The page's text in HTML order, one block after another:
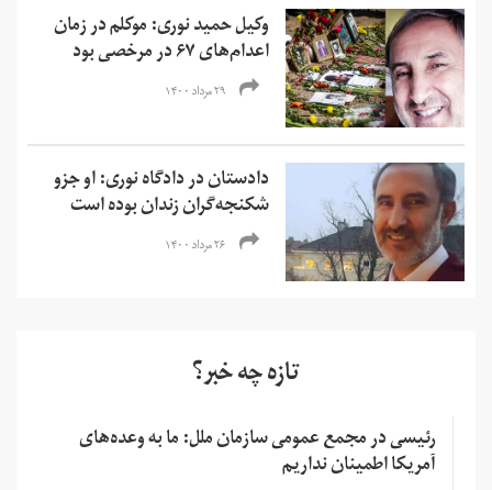
وکیل حمید نوری: موکلم در زمان
اعدام‌های ۶۷ در مرخصی بود
۲۹ مرداد ۱۴۰۰
دادستان در دادگاه نوری: او جزو
شکنجه‌گران زندان بوده است
۲۶ مرداد ۱۴۰۰
تازه چه خبر؟
رئیسی در مجمع عمومی سازمان ملل: ما به وعده‌های
آمریکا اطمینان نداریم